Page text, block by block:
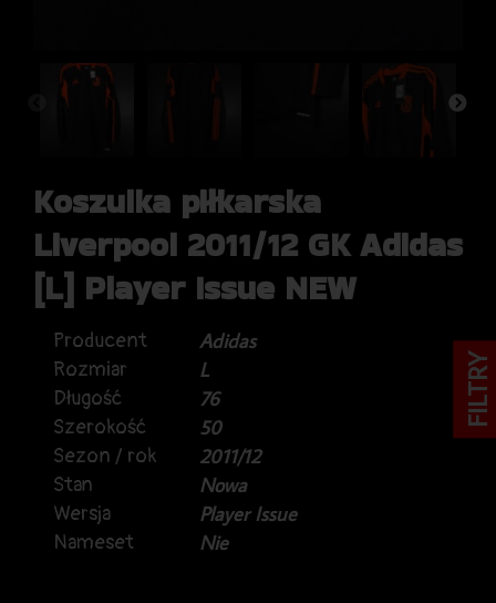
Koszulka piłkarska
Liverpool 2011/12 GK Adidas
[L] Player Issue NEW
Producent
Adidas
Rozmiar
L
Długość
76
Szerokość
50
Sezon / rok
2011/12
Stan
Nowa
Wersja
Player Issue
Nameset
Nie
FILTRY